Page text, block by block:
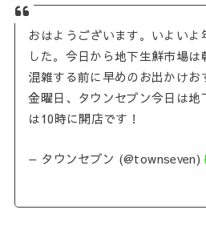
おはようございます。いよいよ
した。今日から地下生鮮市場は
混雑する前に早めのお出かけお
金曜日、タウンセブン今日は地
は10時に開店です！
— タウンセブン (@townseven)